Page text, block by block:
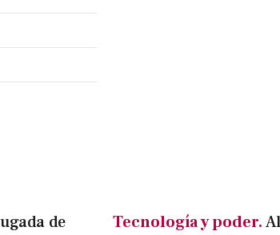
de
Tecnología y poder.